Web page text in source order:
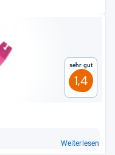
Sehr gut
1,4
Weiterlesen